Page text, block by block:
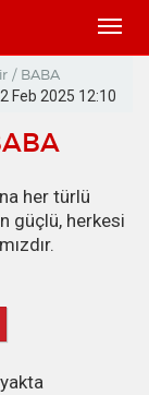
/ BABA
Feb 2025 12:10
her türlü
güçlü, herkesi